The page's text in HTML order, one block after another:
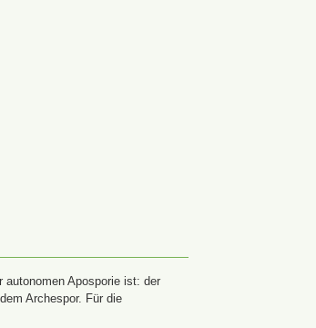
autonomen Aposporie ist: der
Archespor. Für die